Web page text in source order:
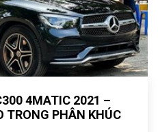
4MATIC 2021 –
TRONG PHÂN KHÚC